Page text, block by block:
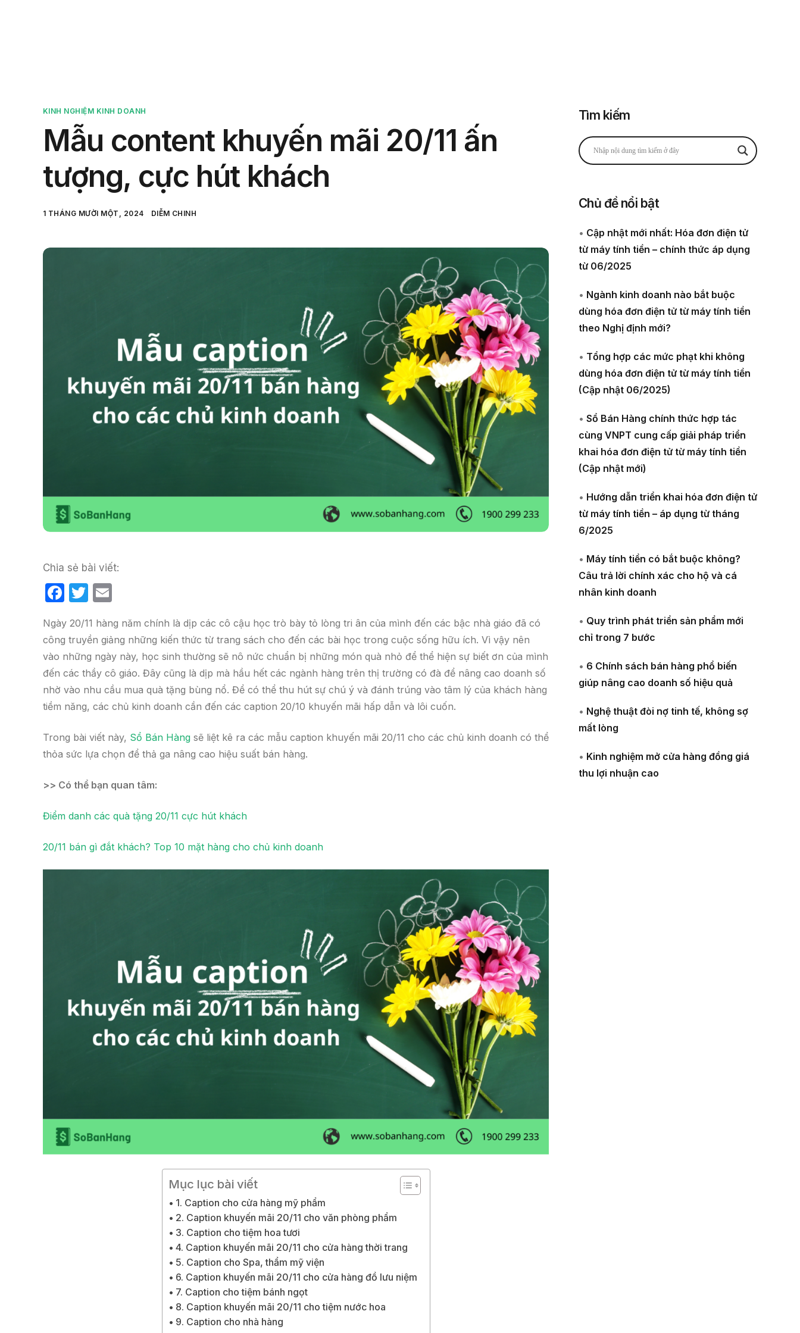
KINH NGHIỆM KINH DOANH
Mẫu content khuyến mãi 20/11 ấn
tượng, cực hút khách
1 THÁNG MƯỜI MỘT, 2024 DIỄM CHINH
Chia sẻ bài viết:
F
c
e
b
o
o
T
itt
er
ail
Ngày 20/11 hàng năm chính là dịp các cô cậu học trò bày tỏ lòng tri ân của mình đến các bậc nhà giáo đã có
công truyền giảng những kiến thức từ trang sách cho đến các bài học trong cuộc sống hữu ích. Vì vậy nên
vào những ngày này, học sinh thường sẽ nô nức chuẩn bị những món quà nhỏ để thể hiện sự biết ơn của mình
đến các thầy cô giáo. Đây cũng là dịp mà hầu hết các ngành hàng trên thị trường có đà để nâng cao doanh số
nhờ vào nhu cầu mua quà tặng bùng nổ. Để có thể thu hút sự chú ý và đánh trúng vào tâm lý của khách hàng
tiềm năng, các chủ kinh doanh cần đến các caption 20/10 khuyến mãi hấp dẫn và lôi cuốn.
Trong bài viết này, Sổ Bán Hàng sẽ liệt kê ra các mẫu caption khuyến mãi 20/11 cho các chủ kinh doanh có thể
thỏa sức lựa chọn để thả ga nâng cao hiệu suất bán hàng.
>> Có thể bạn quan tâm:
Điểm danh các quà tặng 20/11 cực hút khách
20/11 bán gì đắt khách? Top 10 mặt hàng cho chủ kinh doanh
Mục lục bài viết
1. Caption cho cửa hàng mỹ phẩm
2. Caption khuyến mãi 20/11 cho văn phòng phẩm
3. Caption cho tiệm hoa tươi
4. Caption khuyến mãi 20/11 cho cửa hàng thời trang
5. Caption cho Spa, thẩm mỹ viện
6. Caption khuyến mãi 20/11 cho cửa hàng đồ lưu niệm
7. Caption cho tiệm bánh ngọt
8. Caption khuyến mãi 20/11 cho tiệm nước hoa
9. Caption cho nhà hàng
Tìm kiếm
Chủ đề nổi bật
• Cập nhật mới nhất: Hóa đơn điện tử
từ máy tính tiền – chính thức áp dụng
từ 06/2025
• Ngành kinh doanh nào bắt buộc
dùng hóa đơn điện tử từ máy tính tiền
theo Nghị định mới?
• Tổng hợp các mức phạt khi không
dùng hóa đơn điện tử từ máy tính tiền
(Cập nhật 06/2025)
• Sổ Bán Hàng chính thức hợp tác
cùng VNPT cung cấp giải pháp triển
khai hóa đơn điện tử từ máy tính tiền
(Cập nhật mới)
• Hướng dẫn triển khai hóa đơn điện tử
từ máy tính tiền – áp dụng từ tháng
6/2025
• Máy tính tiền có bắt buộc không?
Câu trả lời chính xác cho hộ và cá
nhân kinh doanh
• Quy trình phát triển sản phẩm mới
chỉ trong 7 bước
• 6 Chính sách bán hàng phổ biến
giúp nâng cao doanh số hiệu quả
• Nghệ thuật đòi nợ tinh tế, không sợ
mất lòng
• Kinh nghiệm mở cửa hàng đồng giá
thu lợi nhuận cao